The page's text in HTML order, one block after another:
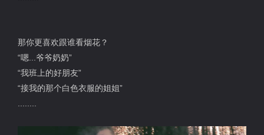
那你更喜欢跟谁看烟花？
“嗯...爷爷奶奶”
“我班上的好朋友”
“接我的那个白色衣服的姐姐”